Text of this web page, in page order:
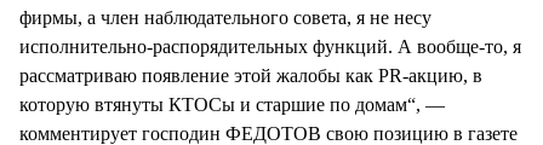
фирмы, а член наблюдательного совета, я не несу
исполнительно-распорядительных функций. А вообще-то, я
рассматриваю появление этой жалобы как PR-акцию, в
которую втянуты КТОСы и старшие по домам“, —
комментирует господин ФЕДОТОВ свою позицию в газете